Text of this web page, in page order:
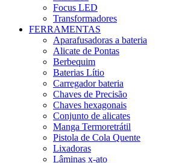
Focus LED
Transformadores
FERRAMENTAS
Aparafusadoras a bateria
Alicate de Pontas
Berbequim
Baterias Lítio
Carregador bateria
Chaves de Precisão
Chaves hexagonais
Conjunto de alicates
Manga Termoretrátil
Pistola de Cola Quente
Lixadoras
Lâminas x-ato